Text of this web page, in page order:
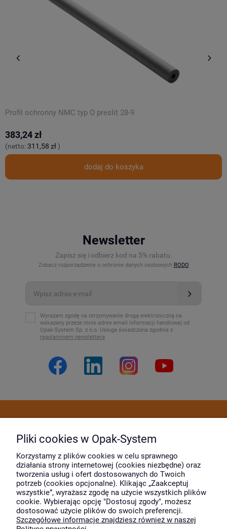
Profil ochronny NMC typ O preslit 28-9
383,24 zł
(netto:311,58 zł)
dodaj do koszyka
Newsletter
Zapisz się i odbierz kod na 5% rabatu.
Zobacz rozporządzenie o ochronie danych osobowych RODO
Wyrażam zgodę na otrzymywanie drogą elektroniczną na
wskazany przeze mnie adres email informacji handlowej od
Opak-System Sp. z o.o. Usługa świadczona zgodnie z
regulaminem newslettera
Moje konto
O firmie
Wyróżnili nas
Pliki cookies w Opak-System
Korzystamy z plików cookies w celu sprawnego
działania strony internetowej (cookies niezbędne) oraz
tworzenia usług i ofert dostosowanych do Twoich
potrzeb (cookies opcjonalne). Klikając „Zaakceptuj
wszystkie”, wyrażasz zgodę na użycie wszystkich plików
cookie. Wybierając opcję "Dostosuj zgody", możesz
dostosować użycie plików do swoich preferencji.
Szczegółowe informacje znajdziesz również w naszej